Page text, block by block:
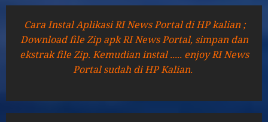
Cara Instal Aplikasi RI News Portal di HP kalian ;
Download file Zip apk RI News Portal, simpan dan
ekstrak file Zip. Kemudian instal ..... enjoy RI News
Portal sudah di HP Kalian.